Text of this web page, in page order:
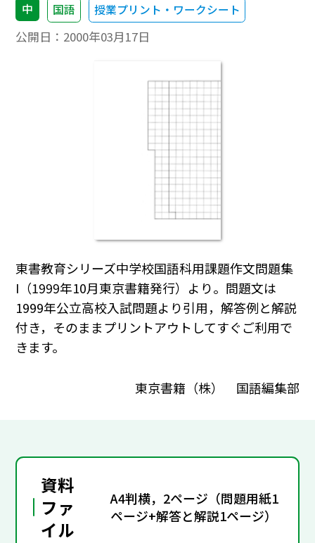
中 国語 授業プリント・ワークシート
公開日： 2000年03月17日
東書教育シリーズ中学校国語科用課題作文問題集
I（1999年10月東京書籍発行）より。問題文は
1999年公立高校入試問題より引用，解答例と解説
付き，そのままプリントアウトしてすぐご利用で
きます。
東京書籍（株） 国語編集部
資料
ファ
イル
A4判横，2ページ（問題用紙1
ページ+解答と解説1ページ）